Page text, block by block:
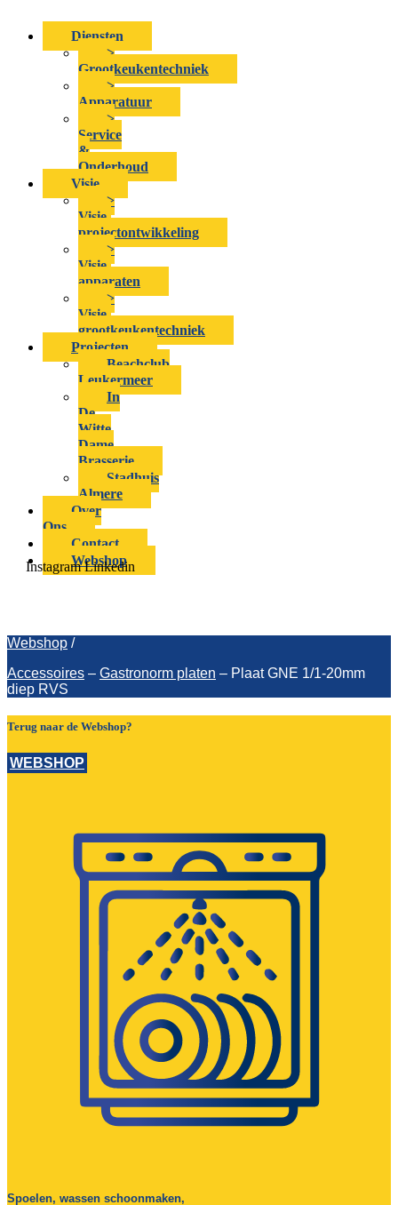
Diensten
>
Grootkeukentechniek
>
Apparatuur
>
Service
&
Onderhoud
Visie
>
Visie-
projectontwikkeling
>
Visie-
apparaten
>
Visie-
grootkeukentechniek
Projecten
Beachclub
Leukermeer
In
De
Witte
Dame
Brasserie
Stadhuis
Almere
Over
Ons
Contact
Webshop
Instagram Linkedin
Webshop /
Accessoires – Gastronorm platen – Plaat GNE 1/1-20mm
diep RVS
Terug naar de Webshop?
WEBSHOP
Spoelen, wassen schoonmaken,